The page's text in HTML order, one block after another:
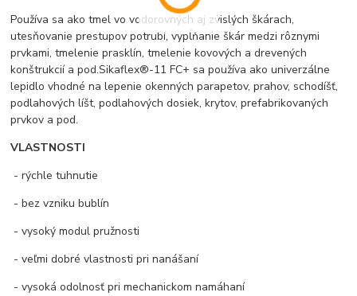
Používa sa ako tmel vo vodorovných aj zvislých škárach,
utesňovanie prestupov potrubí, vypĺňanie škár medzi rôznymi
prvkami, tmelenie prasklín, tmelenie kovových a drevených
konštrukcií a pod.Sikaflex®-11 FC+ sa používa ako univerzálne
lepidlo vhodné na lepenie okenných parapetov, prahov, schodíšť,
podlahových líšt, podlahových dosiek, krytov, prefabrikovaných
prvkov a pod.
VLASTNOSTI
- rýchle tuhnutie
- bez vzniku bublín
- vysoký modul pružnosti
- veľmi dobré vlastnosti pri nanášaní
- vysoká odolnosť pri mechanickom namáhaní